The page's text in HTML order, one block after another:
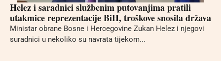
Helez i saradnici službenim putovanjima pratili
utakmice reprezentacije BiH, troškove snosila država
Ministar obrane Bosne i Hercegovine Zukan Helez i njegovi
suradnici u nekoliko su navrata tijekom...